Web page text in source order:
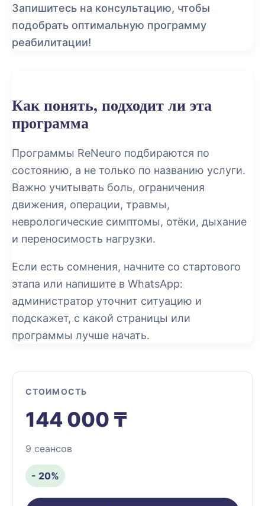
Запишитесь на консультацию, чтобы
подобрать оптимальную программу
реабилитации!
Как понять, подходит ли эта
программа
Программы ReNeuro подбираются по
состоянию, а не только по названию услуги.
Важно учитывать боль, ограничения
движения, операции, травмы,
неврологические симптомы, отёки, дыхание
и переносимость нагрузки.
Если есть сомнения, начните со стартового
этапа или напишите в WhatsApp:
администратор уточнит ситуацию и
подскажет, с какой страницы или
программы лучше начать.
СТОИМОСТЬ
144 000 ₸
9 сеансов
- 20%